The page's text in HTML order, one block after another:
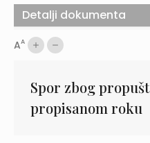
AA
Spor zbog
propisanom roku
Detalji dokumenta